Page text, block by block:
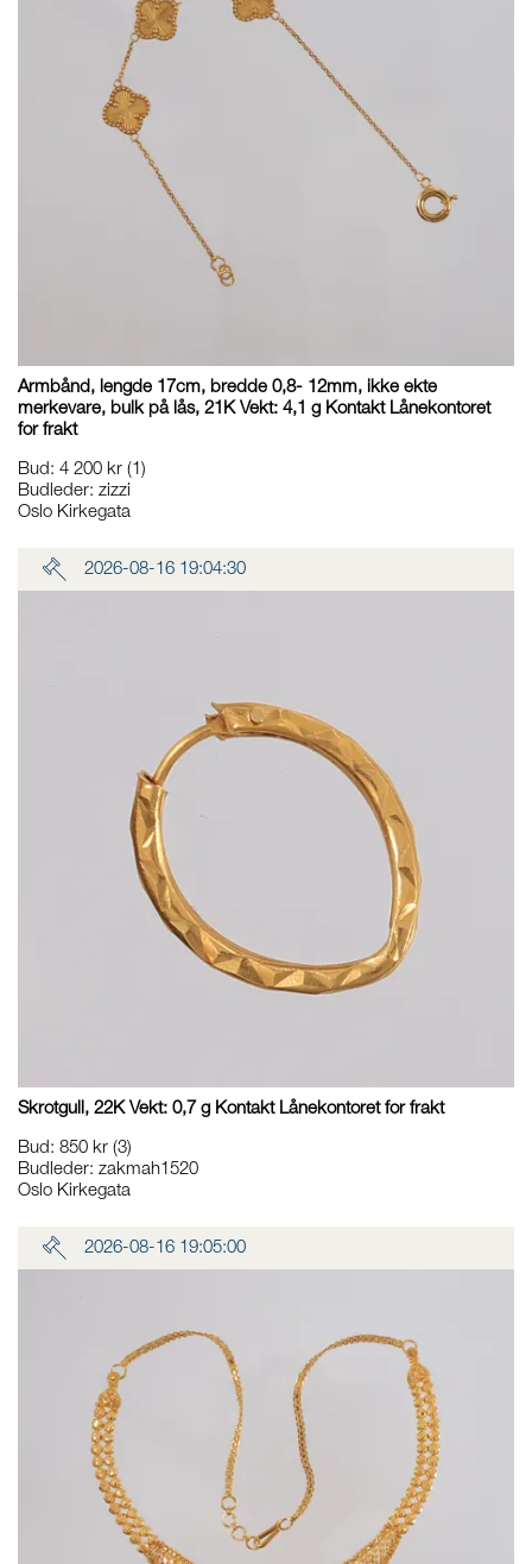
Armbånd, lengde 17cm, bredde 0,8- 12mm, ikke ekte
merkevare, bulk på lås, 21K Vekt: 4,1 g Kontakt Lånekontoret
for frakt
Bud: 4 200 kr (1)
Budleder: zizzi
Oslo Kirkegata
2026-08-16 19:04:30
Skrotgull, 22K Vekt: 0,7 g Kontakt Lånekontoret for frakt
Bud: 850 kr (3)
Budleder: zakmah1520
Oslo Kirkegata
2026-08-16 19:05:00